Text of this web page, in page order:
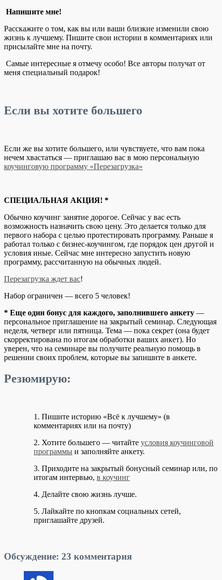
Напишите мне!
Расскажите о том, как вы или ваши близкие изменили свою
жизнь к лучшему. Пишите свои истории в комментариях или
присылайте мне на почту.
Самые интересные я отмечу особо! Все авторы получат от
меня специальный подарок!
Если вы хотите большего
Если же вы хотите большего, или чувствуете, что вам пока
нечем хвастаться — приглашаю вас в мою персональную
коучинговую программу «Перезагрузка»
СПЕЦИАЛЬНАЯ АКЦИЯ! *
Обычно коучинг занятие дорогое. Сейчас у вас есть
возможность назначить свою цену. Это делается только для
первого набора с целью протестировать программу. Раньше я
работал только с бизнес-коучингом, где порядок цен другой и
условия иные. Сейчас мне интересно запустить новую
программу, рассчитанную на обычных людей.
Перезагрузка ждет вас!
Набор ограничен — всего 5 человек!
* Еще один бонус для каждого, заполнившего анкету —
персональное приглашение на закрытый семинар. Следующая
неделя, четверг или пятница. Тема — пока секрет (она будет
скорректирована по итогам обработки ваших анкет). Но
уверен, что на семинаре вы получите реальную помощь в
решении своих проблем, которые вы запишите в анкете.
Резюмирую:
1. Пишите историю «Всё к лучшему» (в
комментариях или на почту)
2. Хотите большего — читайте условия коучинговой
программы и заполняйте анкету.
3. Приходите на закрытый бонусный семинар или, по
итогам интервью, в коучинг
4. Делайте свою жизнь лучше.
5. Лайкайте по кнопкам социальных сетей,
приглашайте друзей.
Обсуждение: 23 комментария